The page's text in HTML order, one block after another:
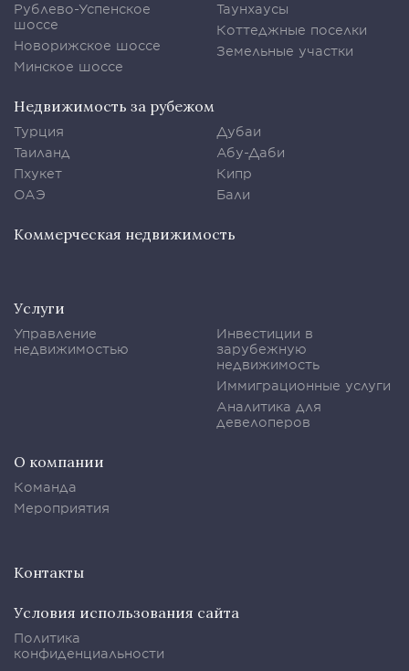
Рублево-Успенское
шоссе
Новорижское шоссе
Минское шоссе
Таунхаусы
Коттеджные поселки
Земельные участки
Недвижимость за рубежом
Турция
Таиланд
Пхукет
ОАЭ
Дубаи
Абу-Даби
Кипр
Бали
Коммерческая недвижимость
Услуги
Управление
недвижимостью
Инвестиции в
зарубежную
недвижимость
Иммиграционные услуги
Аналитика для
девелоперов
О компании
Команда
Мероприятия
Контакты
Условия использования сайта
Политика
конфиденциальности